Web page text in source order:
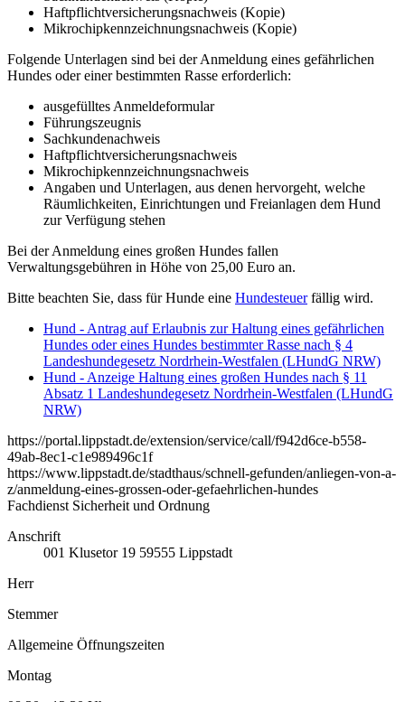
Haftpflichtversicherungsnachweis (Kopie)
Mikrochipkennzeichnungsnachweis (Kopie)
Folgende Unterlagen sind bei der Anmeldung eines gefährlichen
Hundes oder einer bestimmten Rasse erforderlich:
ausgefülltes Anmeldeformular
Führungszeugnis
Sachkundenachweis
Haftpflichtversicherungsnachweis
Mikrochipkennzeichnungsnachweis
Angaben und Unterlagen, aus denen hervorgeht, welche
Räumlichkeiten, Einrichtungen und Freianlagen dem Hund
zur Verfügung stehen
Bei der Anmeldung eines großen Hundes fallen
Verwaltungsgebühren in Höhe von 25,00 Euro an.
Bitte beachten Sie, dass für Hunde eine Hundesteuerfällig wird.
Hund - Antrag auf Erlaubnis zur Haltung eines gefährlichen
Hundes oder eines Hundes bestimmter Rasse nach § 4
Landeshundegesetz Nordrhein-Westfalen (LHundG NRW)
Hund - Anzeige Haltung eines großen Hundes nach § 11
Absatz 1 Landeshundegesetz Nordrhein-Westfalen (LHundG
NRW)
https://portal.lippstadt.de/extension/service/call/f942d6ce-b558-
49ab-8ec1-c1e989496c1f
https://www.lippstadt.de/stadthaus/schnell-gefunden/anliegen-von-a-
z/anmeldung-eines-grossen-oder-gefaehrlichen-hundes
Fachdienst Sicherheit und Ordnung
Anschrift
001 Klusetor 19 59555 Lippstadt
Herr
Stemmer
Allgemeine Öffnungszeiten
Montag